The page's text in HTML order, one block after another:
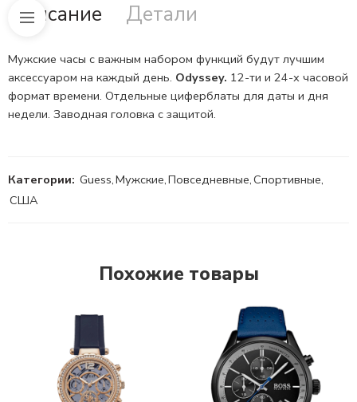
Описание Детали
Мужские часы с важным набором функций будут лучшим
аксессуаром на каждый день. Odyssey. 12-ти и 24-х часовой
формат времени. Отдельные циферблаты для даты и дня
недели. Заводная головка с защитой.
Категории: Guess,Мужские,Повседневные,Спортивные,
США
Похожие товары